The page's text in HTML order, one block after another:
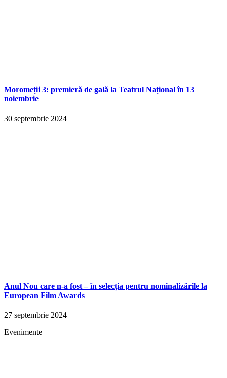
Moromeții 3: premieră de gală la Teatrul Național în 13
noiembrie
30 septembrie 2024
Anul Nou care n-a fost – în selecția pentru nominalizările la
European Film Awards
27 septembrie 2024
Evenimente